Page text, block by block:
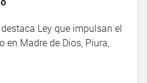
Ley que impulsan el
en Madre de Dios, Piura,